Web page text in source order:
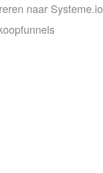
naar Systeme.io